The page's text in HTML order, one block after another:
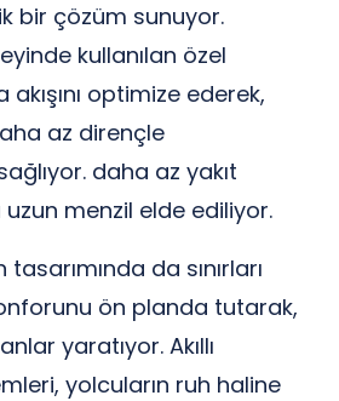
bir çözüm sunuyor.
kullanılan özel
optimize ederek,
az dirençle
daha az yakıt
menzil elde ediliyor.
da sınırları
ön planda tutarak,
yaratıyor. Akıllı
yolcuların ruh haline